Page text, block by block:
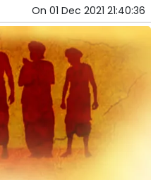
On 01 Dec 2021 21:40:36